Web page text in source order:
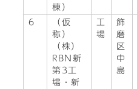
棟）
6
（仮
称）
（株）
RBN新
第3工
場・新
場
飾
磨
区
中
島